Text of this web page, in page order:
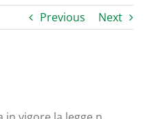
Previous Next